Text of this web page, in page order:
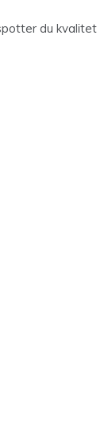
du kvalitet